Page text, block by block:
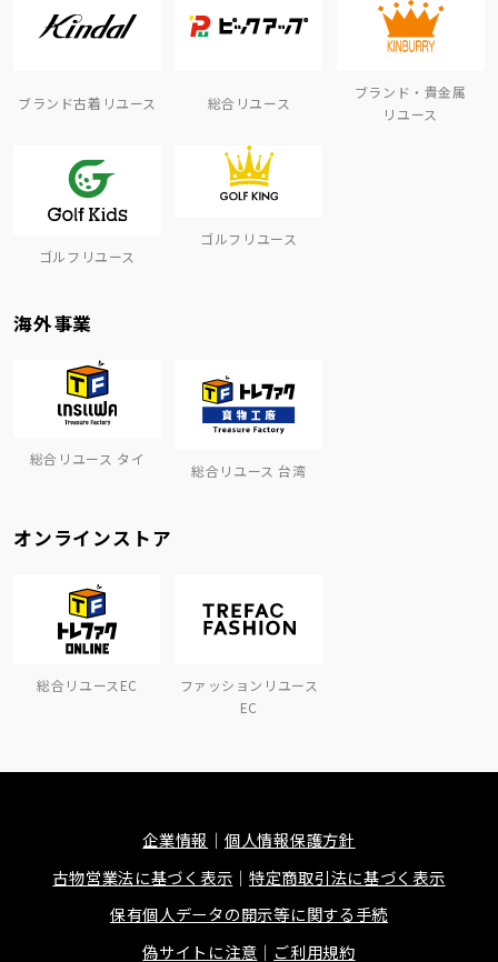
ブランド古着リユース 総合リユース
ブランド・貴金属
リユース
ゴルフリユース
ゴルフリユース
海外事業
総合リユース タイ
総合リユース 台湾
オンラインストア
総合リユースEC
ファッションリユース
EC
企業情報
個人情報保護方針
古物営業法に基づく表示
特定商取引法に基づく表示
保有個人データの開示等に関する手続
偽サイトに注意
ご利用規約